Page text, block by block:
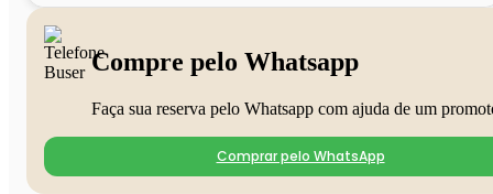
Compre pelo Whatsapp
Faça sua reserva pelo Whatsapp com ajuda de um
Comprar pelo WhatsApp